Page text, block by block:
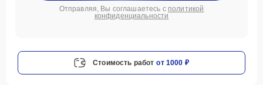
Отправляя, Вы соглашаетесь с политикой
конфиденциальности
Стоимость работ от 1000 ₽